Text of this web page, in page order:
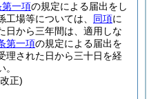
一項の規定による届出をし
場等については、 同項に
日から三年間は、適用しな
第一項の規定による届出を
理された日から三十日を経
正)